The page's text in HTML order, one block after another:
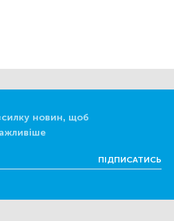
новин, щоб
ПІДПИСАТИСЬ